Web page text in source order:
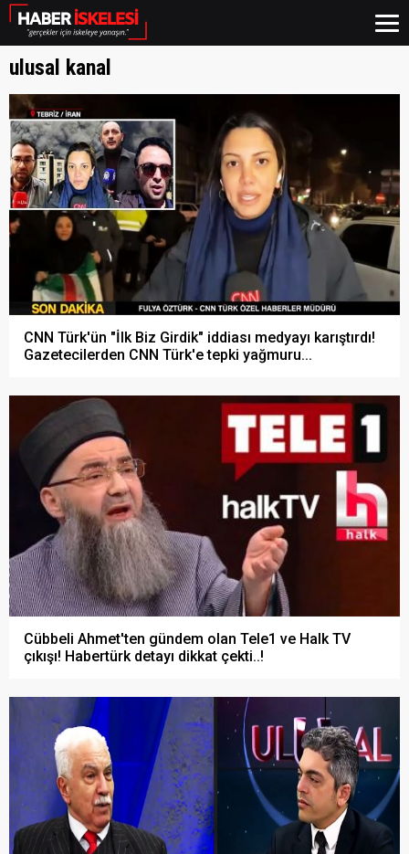
ulusal kanal
CNN Türk'ün "İlk Biz Girdik" iddiası medyayı karıştırdı!
Gazetecilerden CNN Türk'e tepki yağmuru...
Cübbeli Ahmet'ten gündem olan Tele1 ve Halk TV
çıkışı! Habertürk detayı dikkat çekti..!